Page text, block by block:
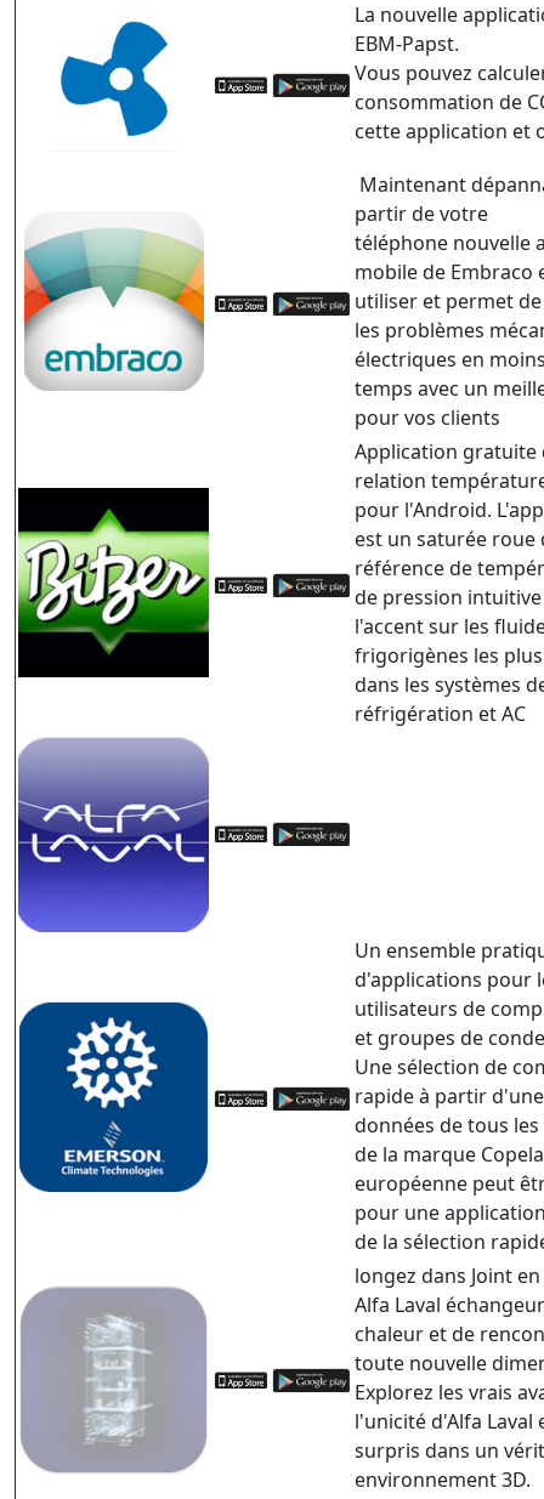
La nouvelle
EBM-Papst.
Vous pouvez
consommation de
cette application et
Maintenant
partir de votre
téléphone nouvelle
mobile de Embraco
utiliser et permet
les problèmes
électriques en
temps avec un
pour vos clients
Application gratuite
relation
pour l'Android.
est un saturée roue
référence de
de pression
l'accent sur les
frigorigènes les
dans les systèmes
réfrigération et AC
Un ensemble
d'applications pour
utilisateurs de
et groupes de
Une sélection de
rapide à partir
données de tous
de la marque
européenne peut
pour une
de la sélection
longez dans Joint
Alfa Laval
chaleur et de
toute nouvelle
Explorez les vrais
l'unicité d'Alfa Laval
surpris dans un
environnement 3D.